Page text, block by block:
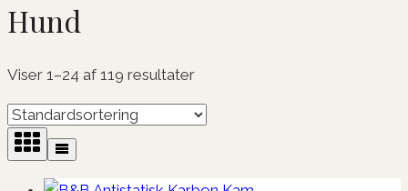
Hund
Viser 1–24 af 119 resultater